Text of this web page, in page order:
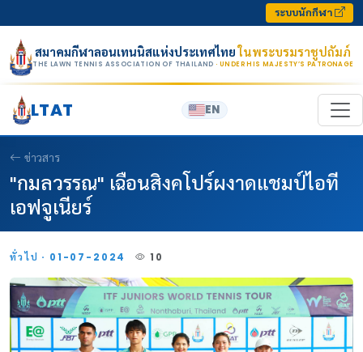
ระบบนักกีฬา
สมาคมกีฬาลอนเทนนิสแห่งประเทศไทยในพระบรมราชูปถัมภ์
THE LAWN TENNIS ASSOCIATION OF THAILAND · UNDER HIS MAJESTY’S PATRONAGE
LTAT EN
ข่าวสาร
"กมลวรรณ" เฉือนสิงคโปร์ผงาดแชมป์ไอที
เอฟจูเนียร์
ทั่วไป · 01-07-2024 10